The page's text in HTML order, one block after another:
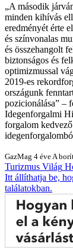
A második
minden kihívás
eredményét érte
és színvonalas
és összehangolt
biztonságos és
optimizmussal
2019-es
országunk
pozicionálása
–
Idegenforgalmi
forgalom
GazMag 4 éve A
Turizmus Világ
Itt állíthatja be,
találatokban.